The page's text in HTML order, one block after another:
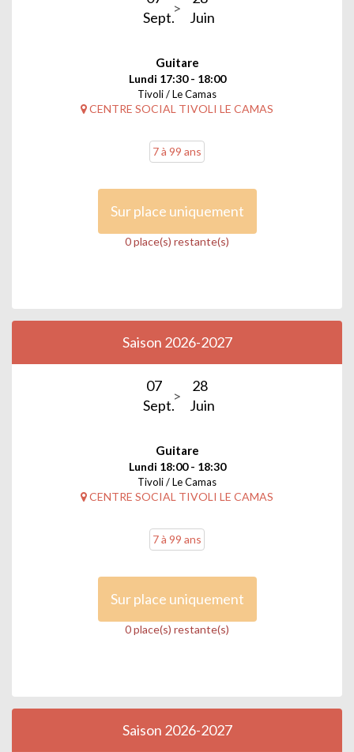
Sept.
Juin
Guitare
Lundi 17:30 - 18:00
Tivoli / Le Camas
CENTRE SOCIAL TIVOLI LE CAMAS
7 à 99 ans
Sur place uniquement
0 place(s) restante(s)
Saison 2026-2027
07
Sept.
28
Juin
Guitare
Lundi 18:00 - 18:30
Tivoli / Le Camas
CENTRE SOCIAL TIVOLI LE CAMAS
7 à 99 ans
Sur place uniquement
0 place(s) restante(s)
Saison 2026-2027